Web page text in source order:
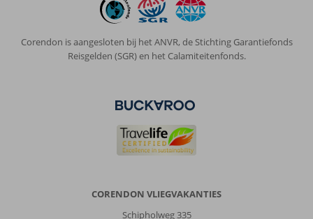
Corendon is aangesloten bij het ANVR, de Stichting Garantiefonds
Reisgelden (SGR) en het Calamiteitenfonds.
CORENDON VLIEGVAKANTIES
Schipholweg 335